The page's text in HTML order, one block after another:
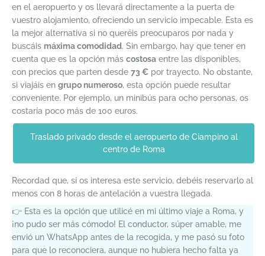
en el aeropuerto y os llevará directamente a la puerta de
vuestro alojamiento, ofreciendo un servicio impecable. Esta es
la mejor alternativa si no queréis preocuparos por nada y
buscáis máxima comodidad. Sin embargo, hay que tener en
cuenta que es la opción más costosa entre las disponibles,
con precios que parten desde 73 € por trayecto. No obstante,
si viajáis en grupo numeroso, esta opción puede resultar
conveniente. Por ejemplo, un minibús para ocho personas, os
costaría poco más de 100 euros.
Traslado privado desde el aeropuerto de Ciampino al
centro de Roma
Recordad que, si os interesa este servicio, debéis reservarlo al
menos con 8 horas de antelación a vuestra llegada.
👉 Esta es la opción que utilicé en mi último viaje a Roma, y
¡no pudo ser más cómodo! El conductor, súper amable, me
envió un WhatsApp antes de la recogida, y me pasó su foto
para que lo reconociera, aunque no hubiera hecho falta ya